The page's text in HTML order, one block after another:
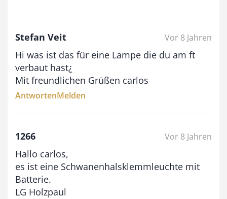
b
i
Stefan Veit Vor 8 Jahren
Hi was ist das für eine Lampe die du am ft
verbaut hast¿
Mit freundlichen Grüßen carlos
AntwortenMelden
1266 Vor 8 Jahren
Hallo carlos,
es ist eine Schwanenhalsklemmleuchte mit
Batterie.
LG Holzpaul